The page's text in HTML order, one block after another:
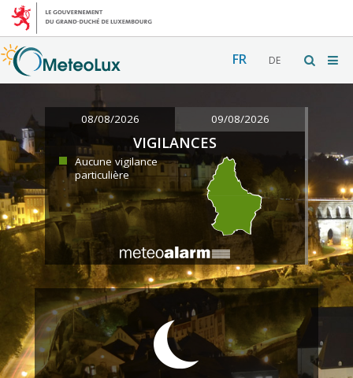
FR DE
08/08/2026 09/08/2026
VIGILANCES
Aucune vigilance
particulière